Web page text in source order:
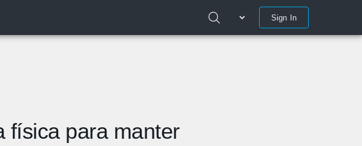
Sign In
física para manter